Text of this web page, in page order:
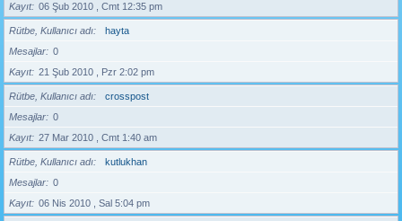
Kayıt
06 Şub 2010 , Cmt 12:35 pm
Rütbe, Kullanıcı adı
hayta
Mesajlar
0
Kayıt
21 Şub 2010 , Pzr 2:02 pm
Rütbe, Kullanıcı adı
crosspost
Mesajlar
0
Kayıt
27 Mar 2010 , Cmt 1:40 am
Rütbe, Kullanıcı adı
kutlukhan
Mesajlar
0
Kayıt
06 Nis 2010 , Sal 5:04 pm